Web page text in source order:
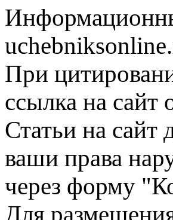
При
ссылка на сайт
Статьи на сайт
ваши права
через форму
Для